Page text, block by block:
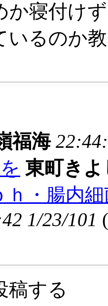
か寝付け
いるのか
福海
東町きよ
ｈ・腸内
1/23/101 (
稿する